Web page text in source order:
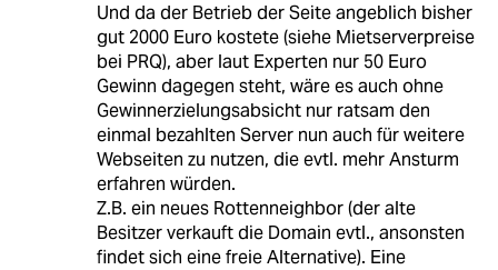
Und da der Betrieb der Seite angeblich bisher
gut 2000 Euro kostete (siehe Mietserverpreise
bei PRQ), aber laut Experten nur 50 Euro
Gewinn dagegen steht, wäre es auch ohne
Gewinnerzielungsabsicht nur ratsam den
einmal bezahlten Server nun auch für weitere
Webseiten zu nutzen, die evtl. mehr Ansturm
erfahren würden.
Z.B. ein neues Rottenneighbor (der alte
Besitzer verkauft die Domain evtl., ansonsten
findet sich eine freie Alternative). Eine